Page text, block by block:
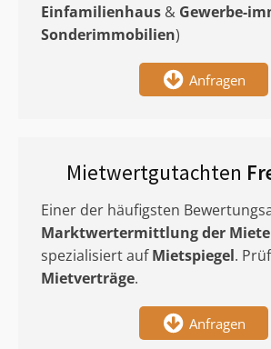
Einfamilienhaus & Gewerbe-
Sonderimmobilien)
Anfragen
Mietwertgutachten
Einer der häufigsten
Marktwertermittlungder Miete
spezialisiert aufMietspiegel.
Mietverträge.
Anfragen